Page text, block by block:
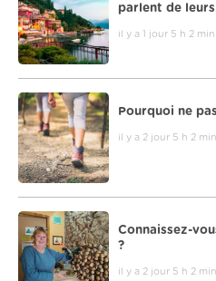
parlent de
il y a 1 jour 5 h 2 min
Pourquoi ne
il y a 2 jour 5 h 2 min
Connaissez-
?
il y a 2 jour 5 h 2 min